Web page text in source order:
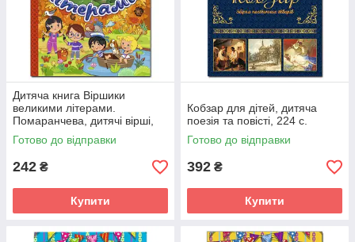
Дитяча книга Віршики
великими літерами.
Помаранчева, дитячі вірші,
128 с.
Готово до відправки
242 ₴
Купити
Кобзар для дітей, дитяча
поезія та повісті, 224 с.
Готово до відправки
392 ₴
Купити